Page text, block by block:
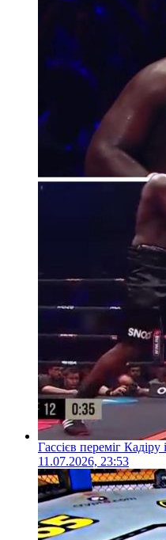
Гассієв переміг
11.07.2026, 23:53